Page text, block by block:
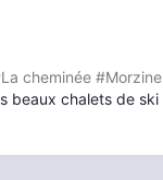
cheminée #Morzine
beaux chalets de